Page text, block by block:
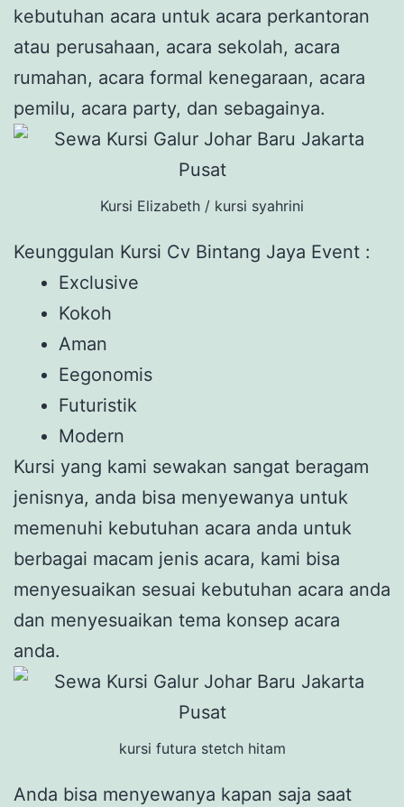
kebutuhan acara untuk acara perkantoran
atau perusahaan, acara sekolah, acara
rumahan, acara formal kenegaraan, acara
pemilu, acara party, dan sebagainya.
Kursi Elizabeth / kursi syahrini
Keunggulan Kursi Cv Bintang Jaya Event :
Exclusive
Kokoh
Aman
Eegonomis
Futuristik
Modern
Kursi yang kami sewakan sangat beragam
jenisnya, anda bisa menyewanya untuk
memenuhi kebutuhan acara anda untuk
berbagai macam jenis acara, kami bisa
menyesuaikan sesuai kebutuhan acara anda
dan menyesuaikan tema konsep acara
anda.
kursi futura stetch hitam
Anda bisa menyewanya kapan saja saat